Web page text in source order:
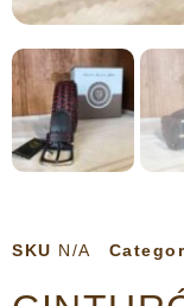
SKU N/A